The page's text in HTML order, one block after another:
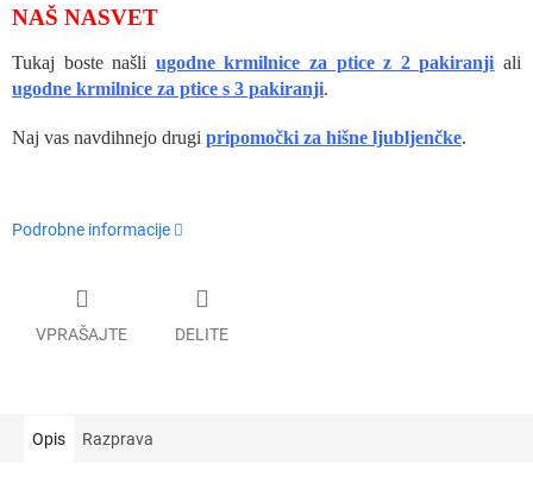
NAŠ NASVET
Tukaj boste našli ugodne krmilnice za ptice z 2 pakiranji ali
ugodne krmilnice za ptice s 3 pakiranji.
Naj vas navdihnejo drugi pripomočki za hišne ljubljenčke.
Podrobne informacije
VPRAŠAJTE DELITE
Opis Razprava